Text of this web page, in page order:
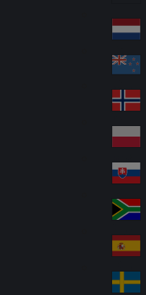
Lat
in
A
me
ric
a
Ne
the
rla
nd
s
Ne
w
Ze
ala
nd
No
rw
ay
Pol
an
d
Slo
va
kia
So
uth
Af
ric
Sp
ain